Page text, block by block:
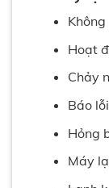
Hoạt
Chảy
Báo
Hỏng
Máy